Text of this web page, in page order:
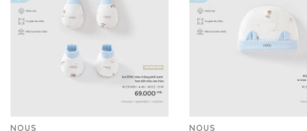
NOUS NOUS